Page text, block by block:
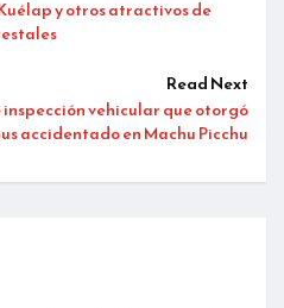
y otros atractivos de
Read Next
vehicular que otorgó
accidentado en Machu Picchu